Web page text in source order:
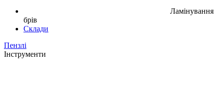
Ламінування
брів
Склади
Пензлі
Інструменти